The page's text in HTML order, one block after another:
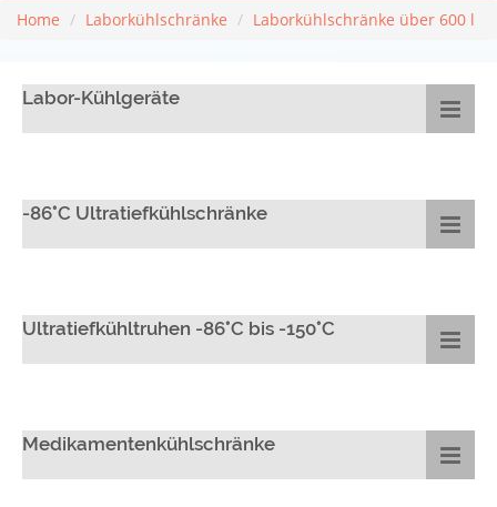
Home Laborkühlschränke Laborkühlschränke über 600 l
Labor-Kühlgeräte
-86°C Ultratiefkühlschränke
Ultratiefkühltruhen -86°C bis -150°C
Medikamentenkühlschränke